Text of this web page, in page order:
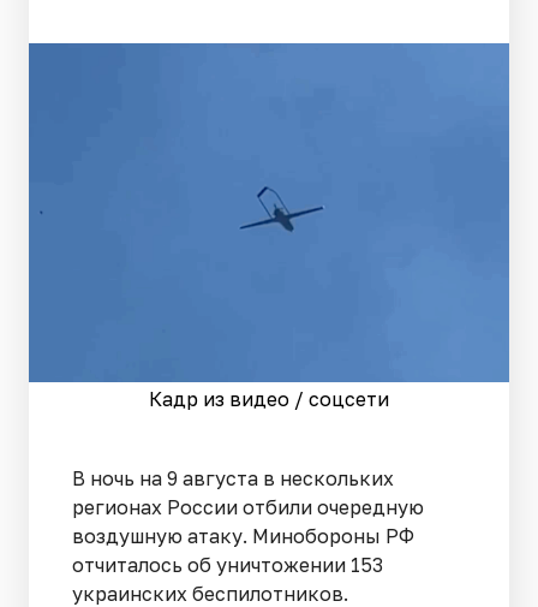
Кадр из видео / соцсети
В ночь на 9 августа в нескольких
регионах России отбили очередную
воздушную атаку. Минобороны РФ
отчиталось об уничтожении 153
украинских беспилотников.